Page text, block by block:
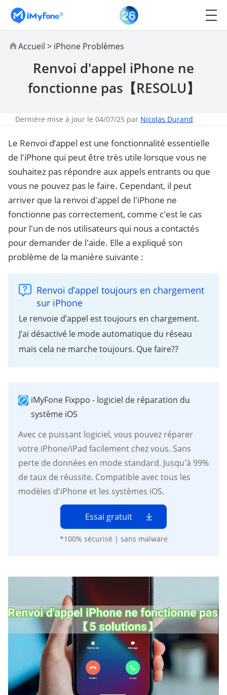
Accueil > iPhone Problèmes
Renvoi d'appel iPhone ne
fonctionne pas【RESOLU】
Dernière mise à jour le 04/07/25 par Nicolas Durand
Le Renvoi d’appel est une fonctionnalité essentielle
de l'iPhone qui peut être très utile lorsque vous ne
souhaitez pas répondre aux appels entrants ou que
vous ne pouvez pas le faire. Cependant, il peut
arriver que la renvoi d'appel de l'iPhone ne
fonctionne pas correctement, comme c'est le cas
pour l'un de nos utilisateurs qui nous a contactés
pour demander de l'aide. Elle a expliqué son
problème de la manière suivante :
Renvoi d’appel toujours en chargement
sur iPhone
Le renvoie d’appel est toujours en chargement.
J’ai désactivé le mode automatique du réseau
mais cela ne marche toujours. Que faire??
iMyFone Fixppo - logiciel de réparation du
système iOS
Avec ce puissant logiciel, vous pouvez réparer
votre iPhone/iPad facilement chez vous. Sans
perte de données en mode standard. Jusqu'à 99%
de taux de réussite. Compatible avec tous les
modèles d'iPhone et les systèmes iOS.
Essai gratuit
*100% sécurisé | sans malware